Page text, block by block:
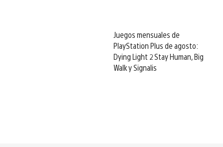
Juegos mensuales de
PlayStation Plus de agosto:
Dying Light 2 Stay Human, Big
Walk y Signalis